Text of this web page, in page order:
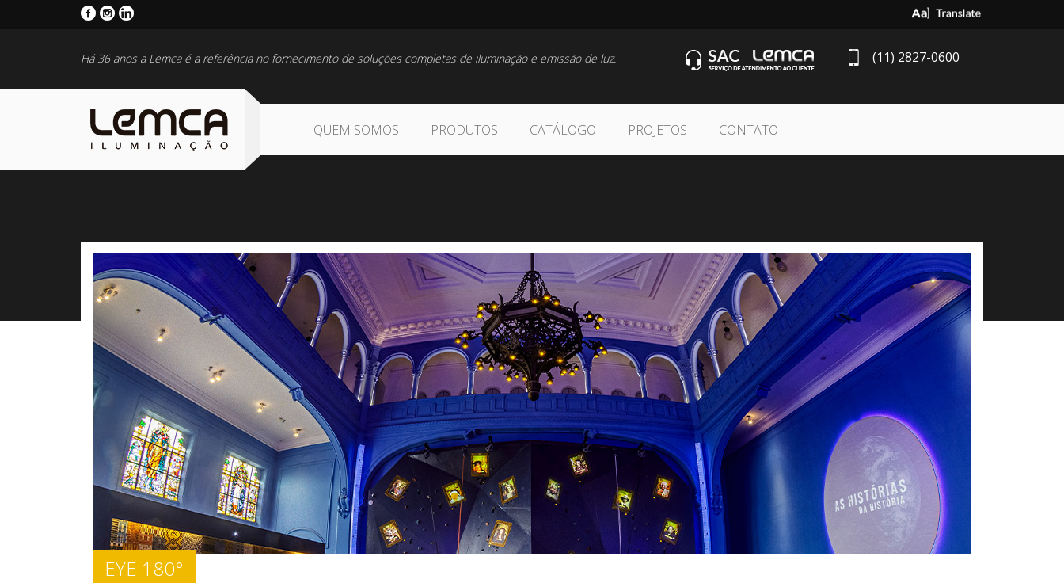
Select Language
Há 36 anos a Lemca é a referência no fornecimento de soluções completas de iluminação e emissão de luz. (11) 2827-0600
QUEM SOMOS PRODUTOS CATÁLOGO PROJETOS CONTATO
EYE 180°